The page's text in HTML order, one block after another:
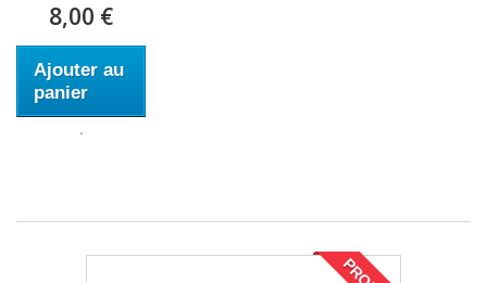
8,00 €
Ajouter au
panier